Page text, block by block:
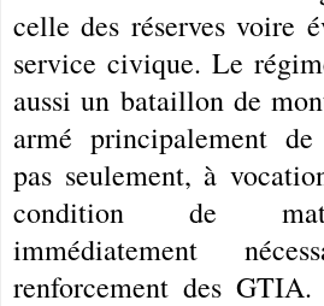
celle des réserves voire
service civique. Le
aussi un bataillon de
armé principalement
pas seulement, à
condition de
immédiatement
renforcement des